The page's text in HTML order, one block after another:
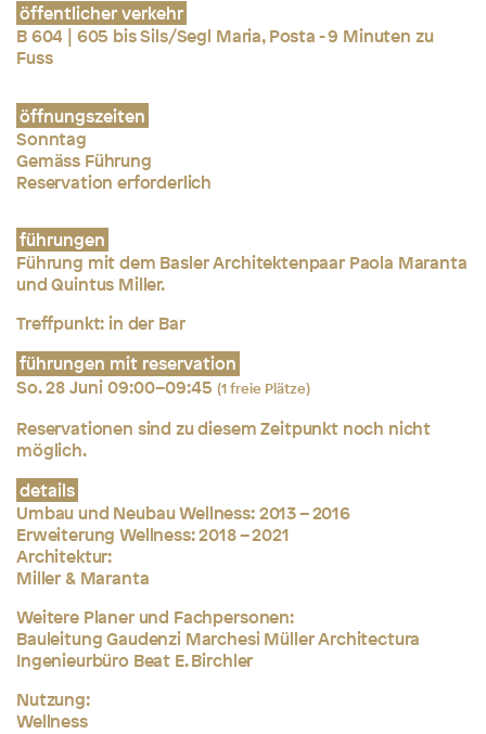
öffentlicher verkehr
B 604 | 605 bis Sils/Segl Maria, Posta - 9 Minuten zu
Fuss
öffnungszeiten
Sonntag
Gemäss Führung
Reservation erforderlich
führungen
Führung mit dem Basler Architektenpaar Paola Maranta
und Quintus Miller.
Treffpunkt: in der Bar
führungen mit reservation
So. 28 Juni 09:00–09:45 (1 freie Plätze)
Reservationen sind zu diesem Zeitpunkt noch nicht
möglich.
details
Umbau und Neubau Wellness: 2013 – 2016
Erweiterung Wellness: 2018 – 2021
Architektur:
Miller & Maranta
Weitere Planer und Fachpersonen:
Bauleitung Gaudenzi Marchesi Müller Architectura
Ingenieurbüro Beat E. Birchler
Nutzung:
Wellness